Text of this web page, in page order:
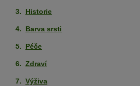
Historie
Barva srsti
Péče
Zdraví
Výživa